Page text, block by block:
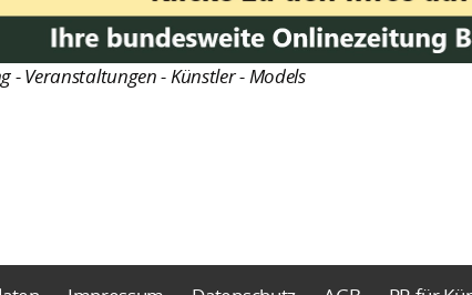
- Veranstaltungen - Künstler - Models